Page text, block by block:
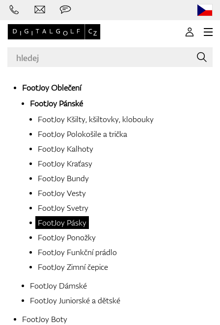
Golfové hole
FootJoy Oblečení
FootJoy Pánské
FootJoy Kšilty, kšiltovky, klobouky
FootJoy Polokošile a trička
FootJoy Kalhoty
FootJoy Kraťasy
FootJoy Bundy
FootJoy Vesty
FootJoy Svetry
FootJoy Pásky
FootJoy Ponožky
FootJoy Funkční prádlo
FootJoy Zimní čepice
FootJoy Dámské
FootJoy Juniorské a dětské
FootJoy Boty